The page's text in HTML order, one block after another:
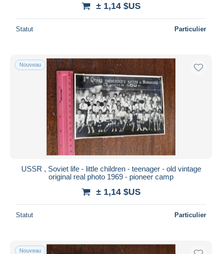
± 1,14 $US
Statut Particulier
Nouveau
USSR , Soviet life - little children - teenager - old vintage
original real photo 1969 - pioneer camp
± 1,14 $US
Statut Particulier
Nouveau